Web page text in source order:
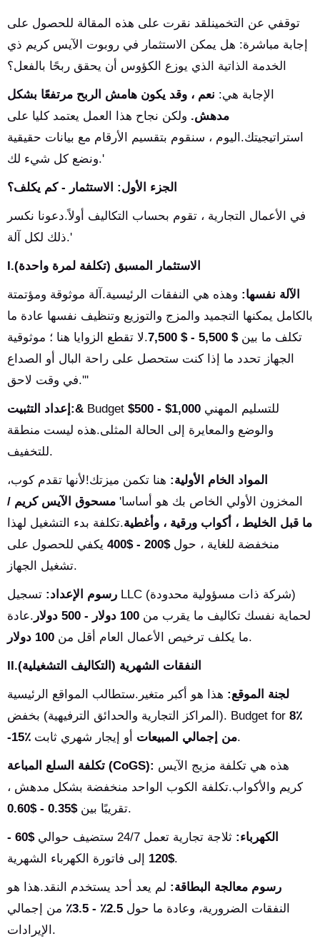
توقفي عن التخمينلقد نقرت على هذه المقالة للحصول على
إجابة مباشرة: هل يمكن الاستثمار في روبوت الآيس كريم ذي
الخدمة الذاتية الذي يوزع الكؤوس أن يحقق ربحًا بالفعل؟
الإجابة هي: نعم ، وقد يكون هامش الربح مرتفعًا بشكل
مدهش. ولكن نجاح هذا العمل يعتمد كليا على
استراتيجيتك.اليوم ، سنقوم بتقسيم الأرقام مع بيانات حقيقية
ونضع كل شيء لك.'
الجزء الأول: الاستثمار - كم يكلف؟
في الأعمال التجارية ، تقوم بحساب التكاليف أولاً.دعونا نكسر
ذلك لكل آلة.'
I.الاستثمار المسبق (تكلفة لمرة واحدة)
الآلة نفسها: وهذه هي النفقات الرئيسية.آلة موثوقة ومؤتمتة
بالكامل يمكنها التجميد والمزج والتوزيع وتنظيف نفسها عادة ما
تكلف ما بين$ 5,500 - $ 7,500
.لا تقطع الزوايا هنا ؛ موثوقية
الجهاز تحدد ما إذا كنت ستحصل على راحة البال أو الصداع
في وقت لاحق.'''
إعداد التثبيت:& Budget $500 - $1,000
والوضع والمعايرة إلى الحالة المثلى.هذه ليست منطقة
للتخفيف.
المواد الخام الأولية: هنا تكمن ميزتك!لأنها تقدم كوب،
المخزون الأولي الخاص بك هو أساسا' مسحوق الآيس كريم /
ما قبل الخليط ، أكواب ورقية ، وأغطية.تكلفة بدء التشغيل لهذا
منخفضة للغاية ، حول$200 - $400
يكفي للحصول على
تشغيل الجهاز.
رسوم الإعداد: تسجيل LLC (شركة ذات مسؤولية محدودة)
لحماية نفسك تكاليف ما يقرب من 100 دولار - 500 دولار
.عادة
ما يكلف ترخيص الأعمال العام أقل من 100 دولار .
II.النفقات الشهرية (التكاليف التشغيلية)
لجنة الموقع: هذا هو أكبر متغير.ستطالب المواقع الرئيسية
(المراكز التجارية والحدائق الترفيهية) بخفض. Budget for 8٪
-15٪ من إجمالي المبيعاتأو إيجار شهري ثابت.
تكلفة السلع المباعة (CoGS):
كريم والأكواب.تكلفة الكوب الواحد منخفضة بشكل مدهش ،
تقريبًا بين$0.35 - $0.60 .
الكهرباء: ثلاجة تجارية تعمل 24/7 ستضيف حوالي
$60 -
$120إلى فاتورة الكهرباء الشهرية.
رسوم معالجة البطاقة: لم يعد أحد يستخدم النقد.هذا هو
النفقات الضرورية، وعادة ما حول 2.5٪ - 3.5٪
من إجمالي
الإيرادات.